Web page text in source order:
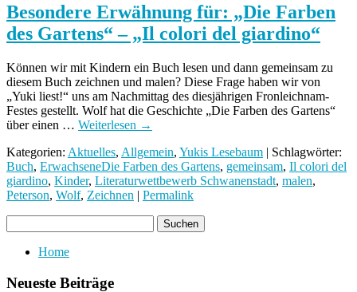
Besondere Erwähnung für: „Die Farben
des Gartens“ – „Il colori del giardino“
Können wir mit Kindern ein Buch lesen und dann gemeinsam zu
diesem Buch zeichnen und malen? Diese Frage haben wir von
„Yuki liest!“ uns am Nachmittag des diesjährigen Fronleichnam-
Festes gestellt. Wolf hat die Geschichte „Die Farben des Gartens“
über einen … Weiterlesen →
Kategorien: Aktuelles, Allgemein, Yukis Lesebaum | Schlagwörter:
Buch, ErwachseneDie Farben des Gartens, gemeinsam, Il colori del
giardino, Kinder, Literaturwettbewerb Schwanenstadt, malen,
Peterson, Wolf, Zeichnen | Permalink
Home
Neueste Beiträge